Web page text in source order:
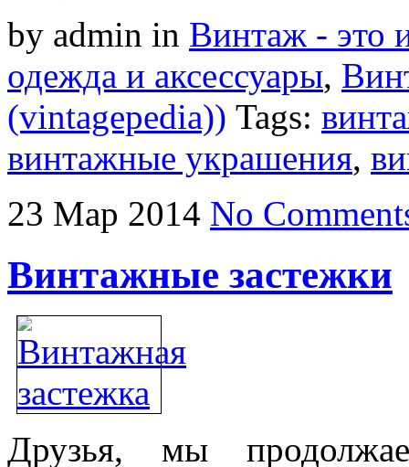
by admin in Винтаж - это
одежда и аксессуары,
(vintagepedia)) Tags:
винтажные украшения,
23 Мар 2014 No
Винтажные застежки
Друзья, мы